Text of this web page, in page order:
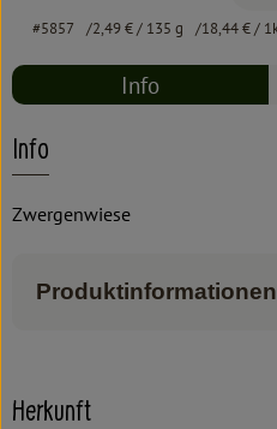
#5857 2,49 €/ 135 g 18,44 €/
Info
Info
Zwergenwiese
Produktinformationen
Herkunft